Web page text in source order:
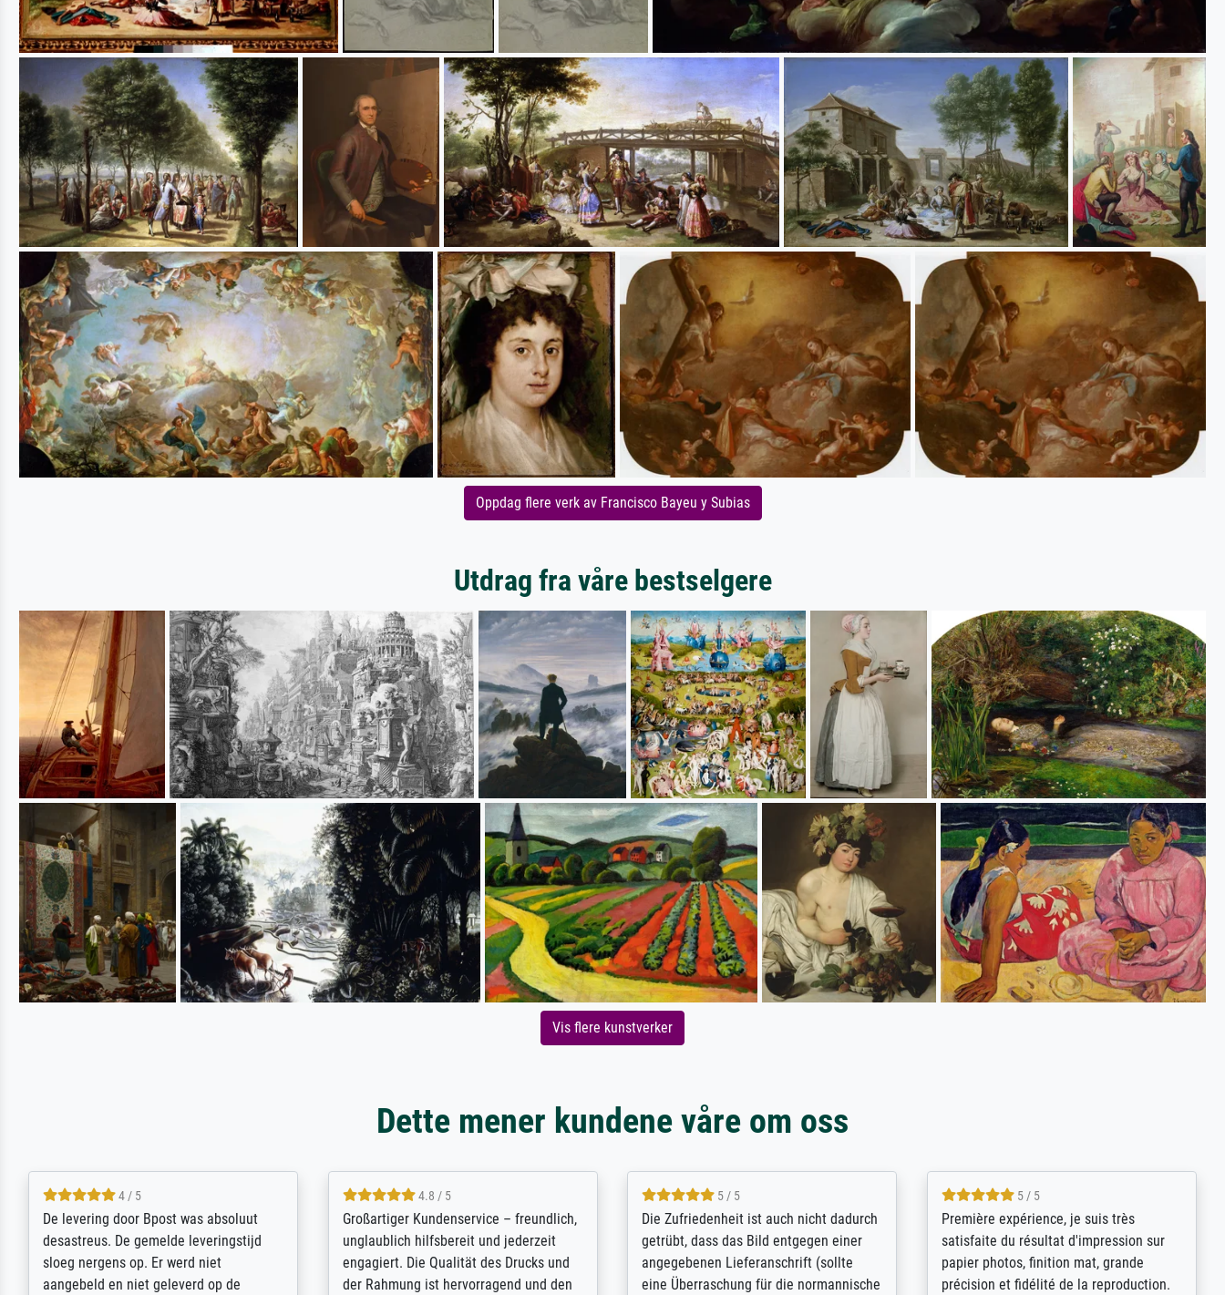
Oppdag flere verk av Francisco Bayeu y Subias
Utdrag fra våre bestselgere
Vis flere kunstverker
Dette mener kundene våre om oss
5 / 5
Sehr gute Qualität des Leinwanddrucks
und des Rahmens! Unser Bild wurde
sehr sorgfältig und sicher verpackt, so
dass es unbeschadet bei uns ankam. Es
5 / 5
Für ein Erinnerungsbuch mit der
Feldpost meines Großvaters aus dem 1.
Weltkrieg benötigte ich ein
ausdrucksvolles Bild. Das habe ich bei
4.8 / 5
Hervorragende Qualität. Man kann sich
vieles anpassen lassen, wie z.B.:
Randentfernung, Farbe, Helligkeit,
Kontrast und Weiteres. Sehr freundliche
4.8 / 5
Qualité absolument irréprochable.
Extraordinaire diversité des thèmes
abordés et personnalisation des
demandes (recadrage, réajustement des